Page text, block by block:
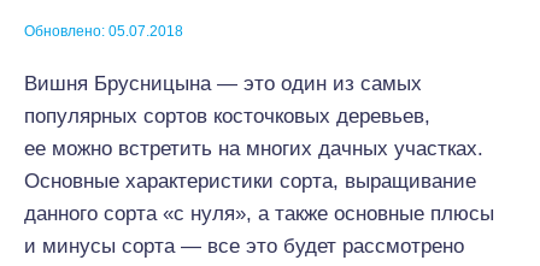
Обновлено: 05.07.2018
Вишня Брусницына — это один из самых
популярных сортов косточковых деревьев,
ее можно встретить на многих дачных участках.
Основные характеристики сорта, выращивание
данного сорта «с нуля», а также основные плюсы
и минусы сорта — все это будет рассмотрено